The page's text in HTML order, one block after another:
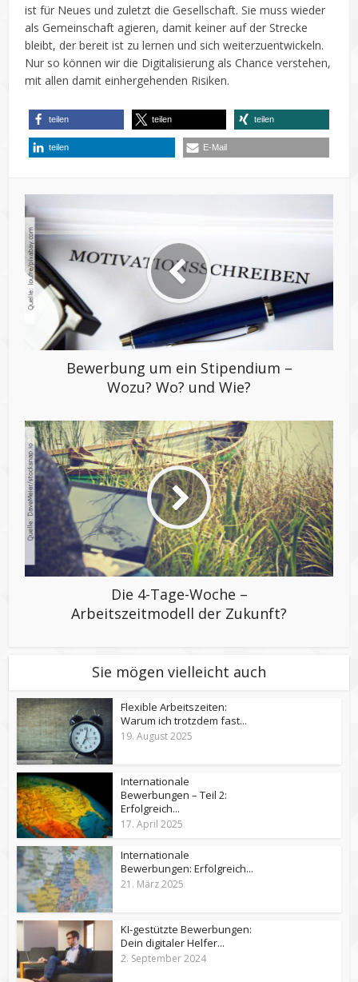
ist für Neues und zuletzt die Gesellschaft. Sie muss wieder
als Gemeinschaft agieren, damit keiner auf der Strecke
bleibt, der bereit ist zu lernen und sich weiterzuentwickeln.
Nur so können wir die Digitalisierung als Chance verstehen,
mit allen damit einhergehenden Risiken.
teilen teilen teilen
teilen E-Mail
Bewerbung um ein Stipendium –
Wozu? Wo? und Wie?
Die 4-Tage-Woche –
Arbeitszeitmodell der Zukunft?
Sie mögen vielleicht auch
Flexible Arbeitszeiten:
Warum ich trotzdem fast...
19. August 2025
Internationale
Bewerbungen – Teil 2:
Erfolgreich...
17. April 2025
Internationale
Bewerbungen: Erfolgreich...
21. März 2025
KI-gestützte Bewerbungen:
Dein digitaler Helfer...
2. September 2024